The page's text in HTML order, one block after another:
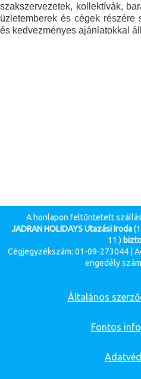
szakszervezetek, kollektívák,
üzletemberek és cégek részére
és kedvezményes ajánlatokkal
A honlapon feltűntetett
JADRAN HOLIDAYS Utazási Iroda
11.)
Cégjegyzékszám: 01-09-273044 |
engedély
Általános
Fontos